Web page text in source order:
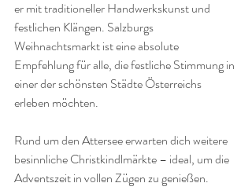
er mit traditioneller Handwerkskunst und
festlichen Klängen. Salzburgs
Weihnachtsmarkt ist eine absolute
Empfehlung für alle, die festliche Stimmung in
einer der schönsten Städte Österreichs
erleben möchten.
Rund um den Attersee erwarten dich weitere
besinnliche Christkindlmärkte – ideal, um die
Adventszeit in vollen Zügen zu genießen.